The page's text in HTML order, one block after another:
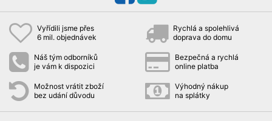
Vyřídili jsme přes
6 mil. objednávek
Rychlá a spolehlivá
doprava do domu
Náš tým odborníků
je vám k dispozici
Bezpečná a rychlá
online platba
Možnost vrátit zboží
bez udání důvodu
Výhodný nákup
na splátky